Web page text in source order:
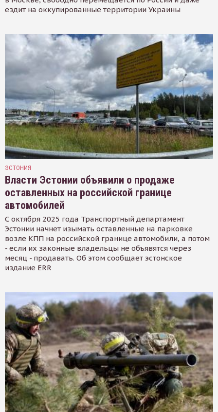
ездит на оккупированные территории Украины
ЭСТОНИЯ
Власти Эстонии объявили о продаже
оставленных на российской границе
автомобилей
С октября 2025 года Транспортный департамент
Эстонии начнет изымать оставленные на парковке
возле КПП на российской границе автомобили, а потом
- если их законные владельцы не объявятся через
месяц - продавать. Об этом сообщает эстонское
издание ERR